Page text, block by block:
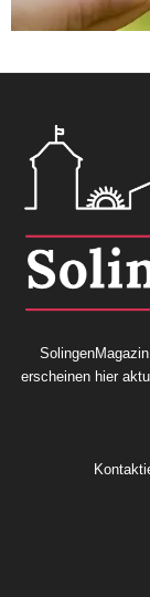
erscheinen hier